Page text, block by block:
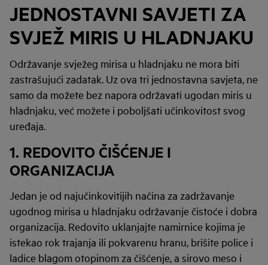
JEDNOSTAVNI SAVJETI ZA
SVJEŽ MIRIS U HLADNJAKU
Održavanje svježeg mirisa u hladnjaku ne mora biti
zastrašujući zadatak. Uz ova tri jednostavna savjeta, ne
samo da možete bez napora održavati ugodan miris u
hladnjaku, već možete i poboljšati učinkovitost svog
uređaja.
1. REDOVITO ČIŠĆENJE I
ORGANIZACIJA
Jedan je od najučinkovitijih načina za zadržavanje
ugodnog mirisa u hladnjaku održavanje čistoće i dobra
organizacija. Redovito uklanjajte namirnice kojima je
istekao rok trajanja ili pokvarenu hranu, brišite police i
ladice blagom otopinom za čišćenje, a sirovo meso i